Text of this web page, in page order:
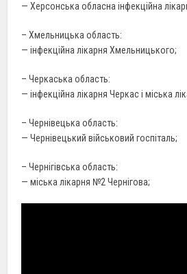
— Херсонська обласна інфекційна
– Хмельницька область:
— інфекційна лікарня Хмельницького;
– Черкаська область:
— інфекційна лікарня Черкас і міська
– Чернівецька область:
— Чернівецький військовий госпіталь;
– Чернігівська область:
— міська лікарня №2 Чернігова;